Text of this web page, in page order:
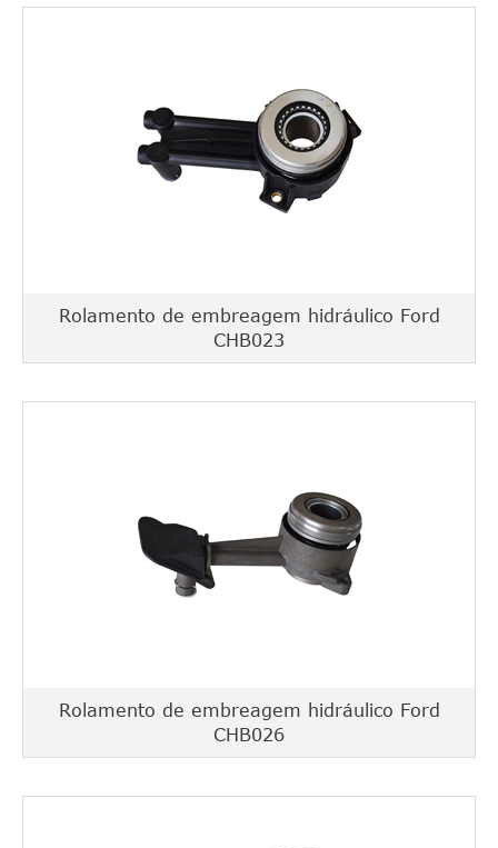
Rolamento de embreagem hidráulico Ford
CHB023
Rolamento de embreagem hidráulico Ford
CHB026